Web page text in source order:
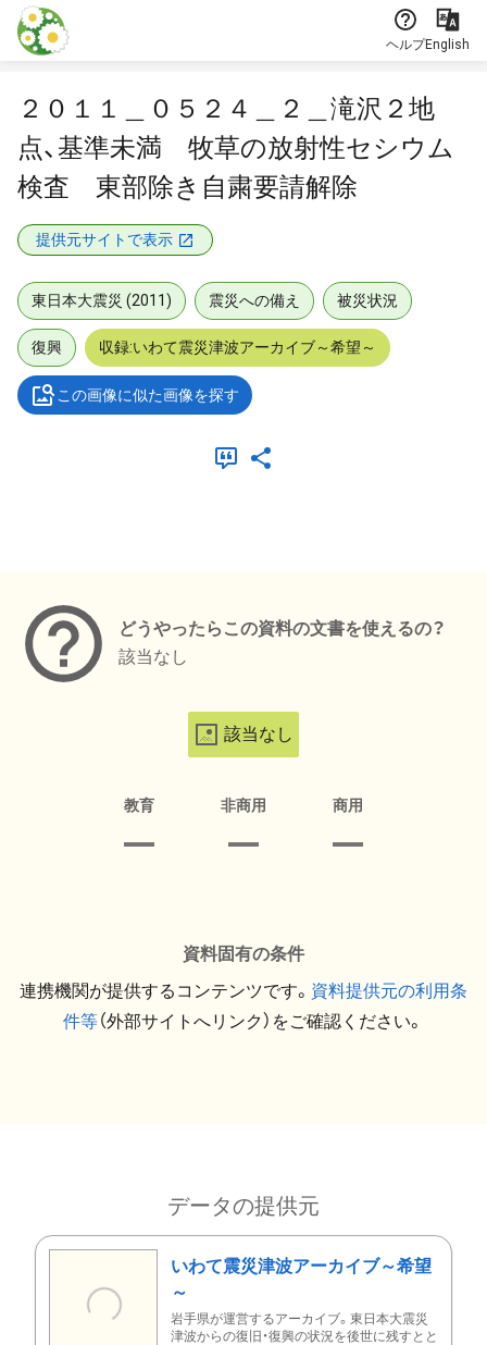
本文に飛ぶ
ヘルプEnglish
２０１１＿０５２４＿２＿滝沢２地
点、基準未満 牧草の放射性セシウム
検査 東部除き自粛要請解除
提供元サイトで表示
東日本大震災 (2011) 震災への備え 被災状況
復興 収録:いわて震災津波アーカイブ～希望～
この画像に似た画像を探す
どうやったらこの資料の文書を使えるの？
該当なし
該当なし
教育 非商用 商用
資料固有の条件
連携機関が提供するコンテンツです。 資料提供元の利用条
件等（外部サイトへリンク）をご確認ください。
データの提供元
いわて震災津波アーカイブ～希望
～
岩手県が運営するアーカイブ。東日本大震災
津波からの復旧・復興の状況を後世に残すとと